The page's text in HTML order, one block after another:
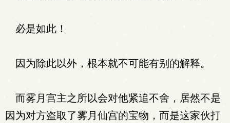
必是如此！
因为除此以外，根本就不可能有别的解释。
而雾月宫主之所以会对他紧追不舍，居然不是
因为对方盗取了雾月仙宫的宝物，而是这家伙打